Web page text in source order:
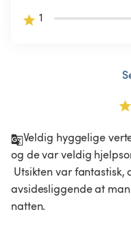
1
Veldig hyggelige
og de var veldig
avsidesliggende at
natten.